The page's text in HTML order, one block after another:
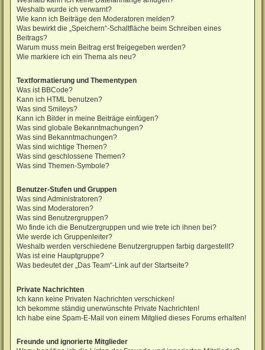
Weshalb wurde ich verwarnt?
Wie kann ich Beiträge den Moderatoren melden?
Was bewirkt die „Speichern“-Schaltfläche beim Schreiben eines
Beitrags?
Warum muss mein Beitrag erst freigegeben werden?
Wie markiere ich ein Thema als neu?
Textformatierung und Thementypen
Was ist BBCode?
Kann ich HTML benutzen?
Was sind Smileys?
Kann ich Bilder in meine Beiträge einfügen?
Was sind globale Bekanntmachungen?
Was sind Bekanntmachungen?
Was sind wichtige Themen?
Was sind geschlossene Themen?
Was sind Themen-Symbole?
Benutzer-Stufen und Gruppen
Was sind Administratoren?
Was sind Moderatoren?
Was sind Benutzergruppen?
Wo finde ich die Benutzergruppen und wie trete ich ihnen bei?
Wie werde ich Gruppenleiter?
Weshalb werden verschiedene Benutzergruppen farbig dargestellt?
Was ist eine Hauptgruppe?
Was bedeutet der „Das Team“-Link auf der Startseite?
Private Nachrichten
Ich kann keine Privaten Nachrichten verschicken!
Ich bekomme ständig unerwünschte Private Nachrichten!
Ich habe eine Spam-E-Mail von einem Mitglied dieses Forums erhalten!
Freunde und ignorierte Mitglieder